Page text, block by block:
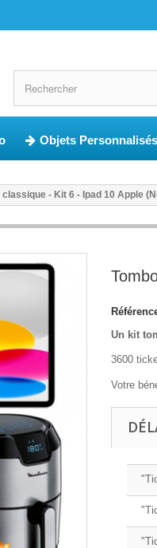
Objets Personnalisés
classique - Kit 6 - Ipad 10 Apple
Un kit
3600
Votre